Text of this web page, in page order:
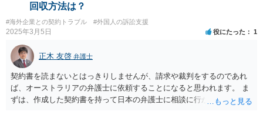
回収方法は？
#海外企業との契約トラブル #外国人の訴訟支援
2025年3月5日 役にたった 1
正木 友啓 弁護士
契約書を読まないとはっきりしませんが、請求や裁判をするのであれ
ば、オーストラリアの弁護士に依頼することになると思われます。 ま
ずは、作成した契約書を持って日本の弁護士に相談に行かれて、契約